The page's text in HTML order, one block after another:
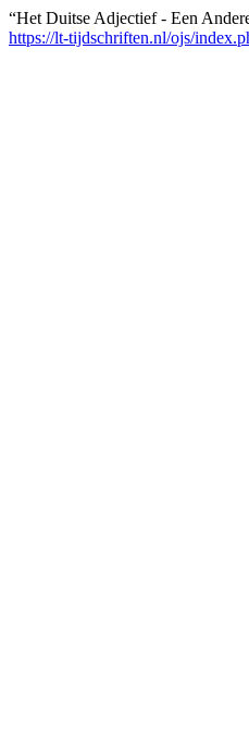
“Het Duitse Adjectief - Een
https://lt-tijdschriften.nl/ojs/